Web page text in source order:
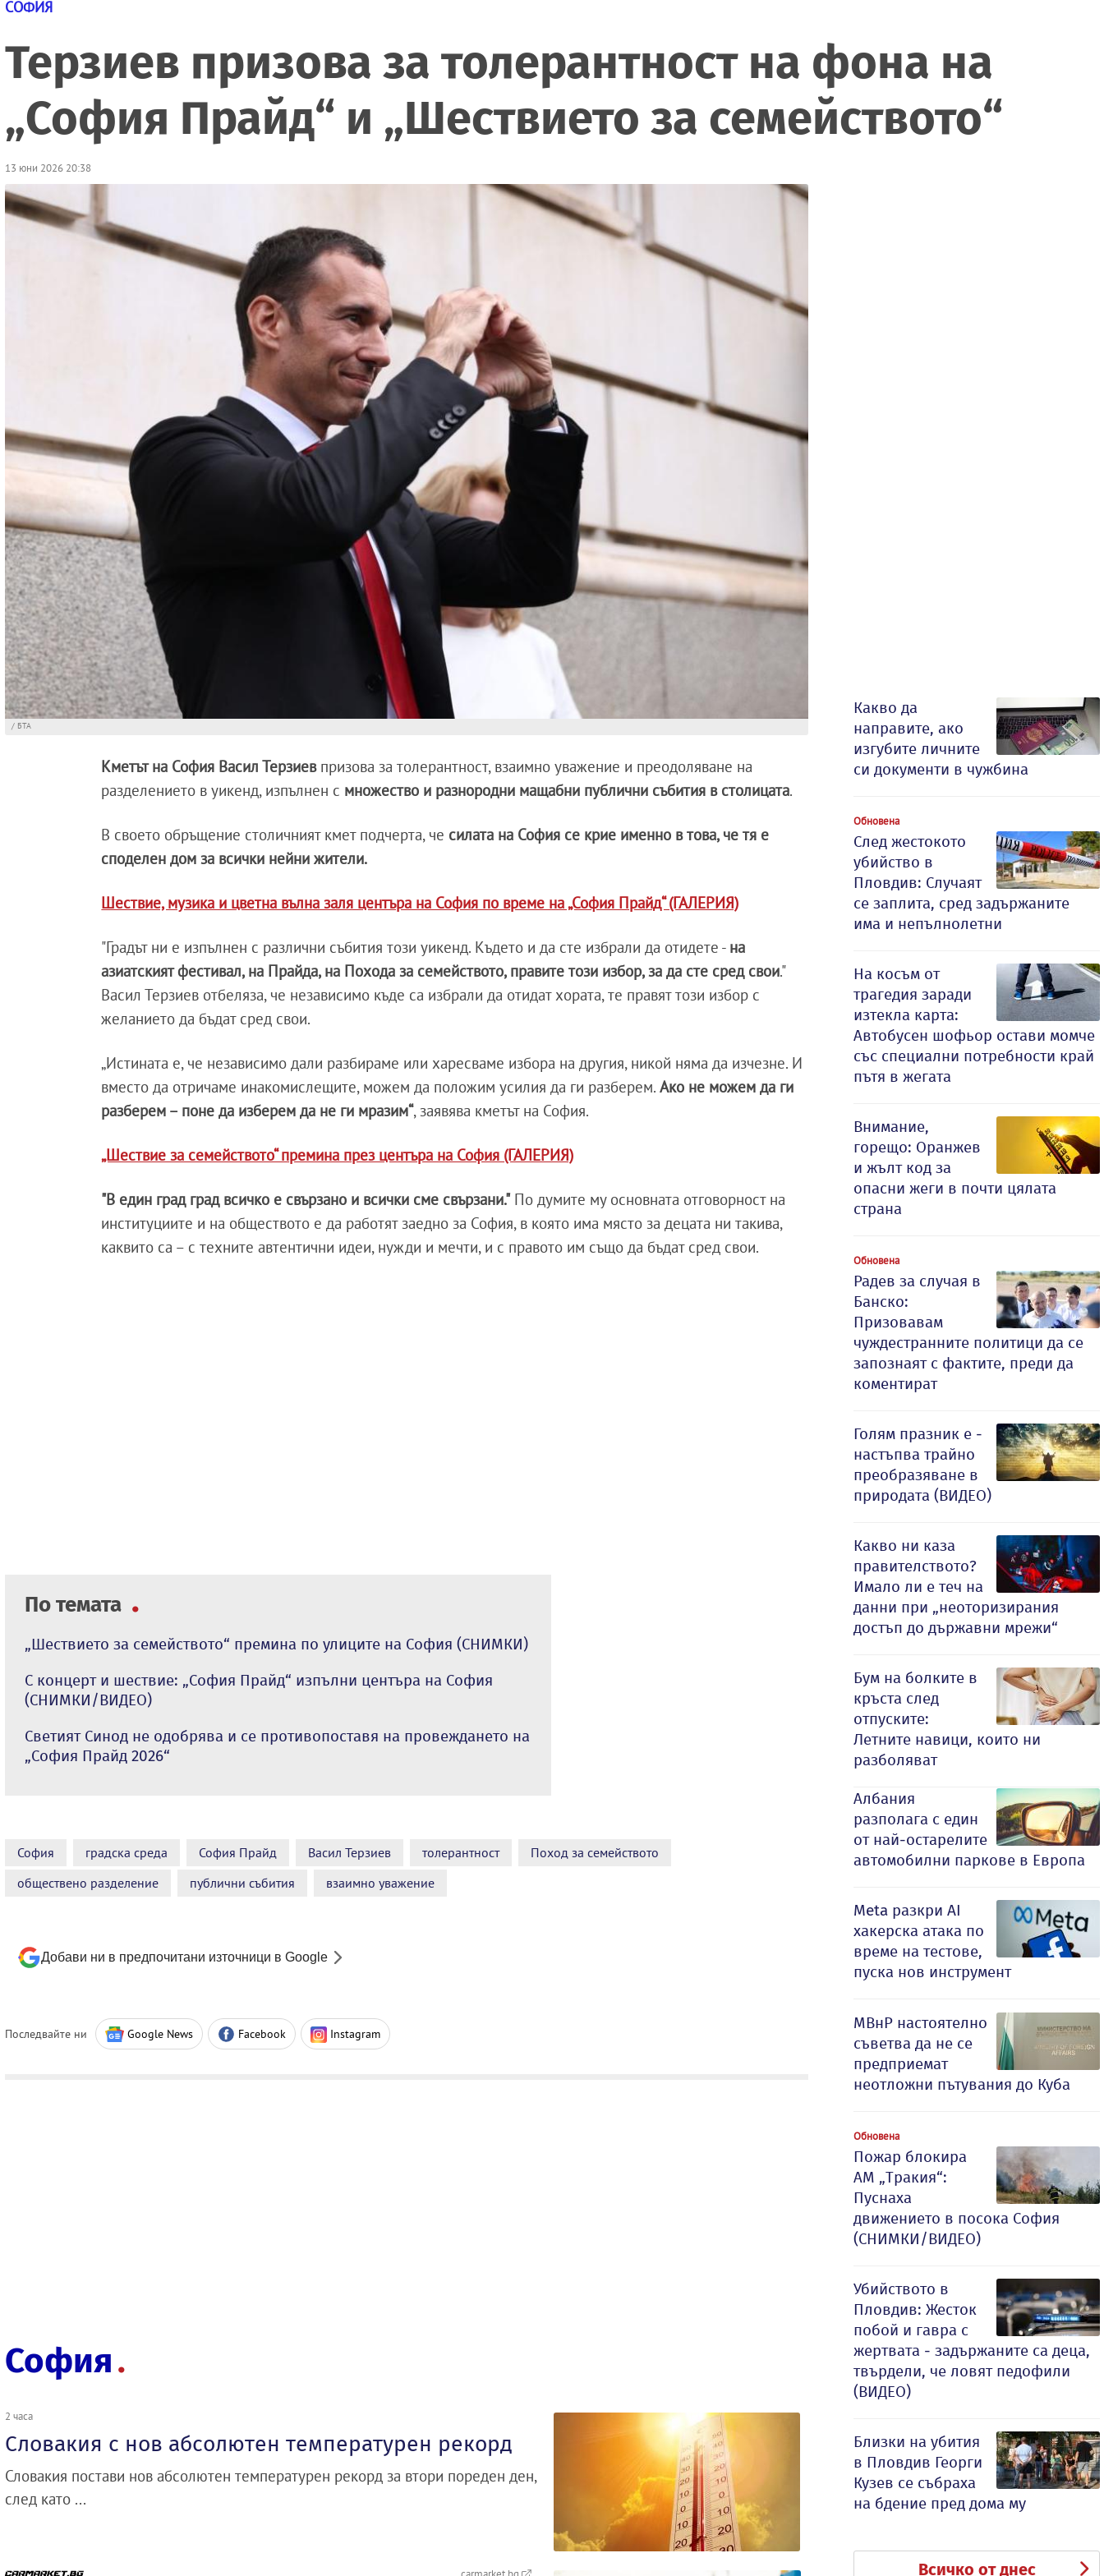
СОФИЯ
Терзиев призова за толерантност на фона на
„София Прайд“ и „Шествието за семейството“
13 юни 2026 20:38
/ БТА
Кметът на София Васил Терзиев призова за толерантност, взаимно уважение и преодоляване на
разделението в уикенд, изпълнен с множество и разнородни мащабни публични събития в столицата.
В своето обръщение столичният кмет подчерта, че силата на София се крие именно в това, че тя е
споделен дом за всички нейни жители.
Шествие, музика и цветна вълна заля центъра на София по време на „София Прайд“ (ГАЛЕРИЯ)
"Градът ни е изпълнен с различни събития този уикенд. Където и да сте избрали да отидете - на
азиатският фестивал, на Прайда, на Похода за семейството, правите този избор, за да сте сред свои."
Васил Терзиев отбеляза, че независимо къде са избрали да отидат хората, те правят този избор с
желанието да бъдат сред свои.
„Истината е, че независимо дали разбираме или харесваме избора на другия, никой няма да изчезне. И
вместо да отричаме инакомислещите, можем да положим усилия да ги разберем.Ако не можем да ги
разберем – поне да изберем да не ги мразим“, заявява кметът на София.
„Шествие за семейството“ премина през центъра на София (ГАЛЕРИЯ)
"В един град град всичко е свързано и всички сме свързани."По думите му основната отговорност на
институциите и на обществото е да работят заедно за София, в която има място за децата ни такива,
каквито са – с техните автентични идеи, нужди и мечти, и с правото им също да бъдат сред свои.
По темата
„Шествието за семейството“ премина по улиците на София (СНИМКИ)
С концерт и шествие: „София Прайд“ изпълни центъра на София
(СНИМКИ/ВИДЕО)
Светият Синод не одобрява и се противопоставя на провеждането на
„София Прайд 2026“
София градска среда София Прайд Васил Терзиев толерантност
Поход за семейството
обществено разделение
публични събития взаимно уважение
Добави ни в предпочитани източници в Google
Последвайте ни Google News Facebook Instagram
София
2 часа
Словакия с нов абсолютен температурен рекорд
Словакия постави нов абсолютен температурен рекорд за втори пореден ден,
след като ...
Какво да
направите, ако
изгубите личните
си документи в чужбина
Обновена
След жестокото
убийство в
Пловдив: Случаят
се заплита, сред задържаните
има и непълнолетни
На косъм от
трагедия заради
изтекла карта:
Автобусен шофьор остави момче
със специални потребности край
пътя в жегата
Внимание,
горещо: Оранжев
и жълт код за
опасни жеги в почти цялата
страна
Обновена
Радев за случая в
Банско:
Призовавам
чуждестранните политици да се
запознаят с фактите, преди да
коментират
Голям празник е -
настъпва трайно
преобразяване в
природата (ВИДЕО)
Какво ни каза
правителството?
Имало ли е теч на
данни при „неоторизирания
достъп до държавни мрежи“
Бум на болките в
кръста след
отпуските:
Летните навици, които ни
разболяват
Албания
разполага с един
от най-остарелите
автомобилни паркове в Европа
Meta разкри AI
хакерска атака по
време на тестове,
пуска нов инструмент
МВнР настоятелно
съветва да не се
предприемат
неотложни пътувания до Куба
Обновена
Пожар блокира
АМ „Тракия“:
Пуснаха
движението в посока София
(СНИМКИ/ВИДЕО)
Убийството в
Пловдив: Жесток
побой и гавра с
жертвата - задържаните са деца,
твърдели, че ловят педофили
(ВИДЕО)
Близки на убития
в Пловдив Георги
Кузев се събраха
на бдение пред дома му
Всичко от днес